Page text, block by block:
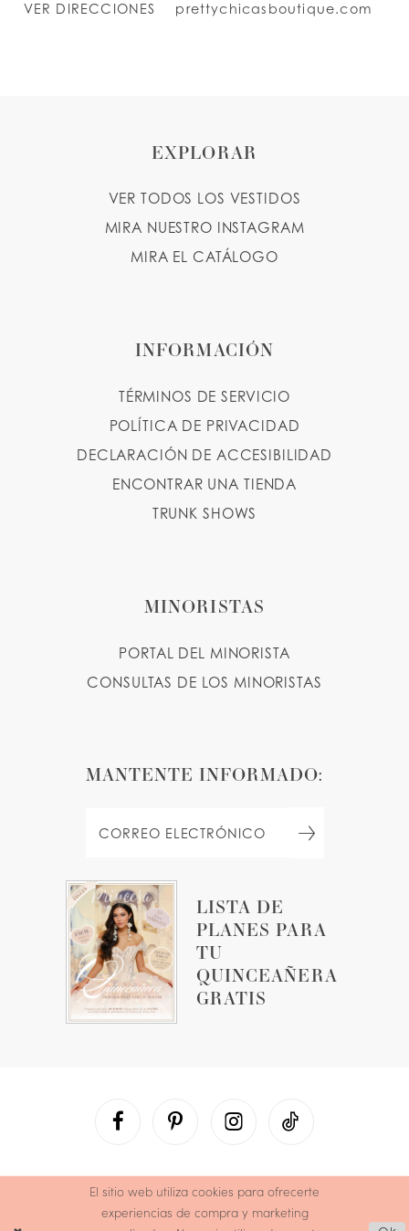
VER DIRECCIONES prettychicasboutique.com
LISTA DE
PLANES PARA
TU
QUINCEAÑERA
GRATIS
EXPLORAR
VER TODOS LOS VESTIDOS
MIRA NUESTRO INSTAGRAM
MIRA EL CATÁLOGO
INFORMACIÓN
TÉRMINOS DE SERVICIO
POLÍTICA DE PRIVACIDAD
DECLARACIÓN DE ACCESIBILIDAD
ENCONTRAR UNA TIENDA
TRUNK SHOWS
MINORISTAS
PORTAL DEL MINORISTA
CONSULTAS DE LOS MINORISTAS
MANTENTE INFORMADO:
El sitio web utiliza cookies para ofrecerte
experiencias de compra y marketing